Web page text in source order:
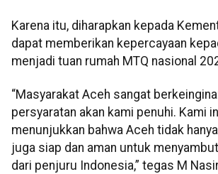
Karena itu, diharapkan kepada
dapat memberikan kepercayaan
menjadi tuan rumah MTQ nasional
“Masyarakat Aceh sangat
persyaratan akan kami penuhi. Kami
menunjukkan bahwa Aceh tidak
juga siap dan aman untuk
dari penjuru Indonesia,” tegas M